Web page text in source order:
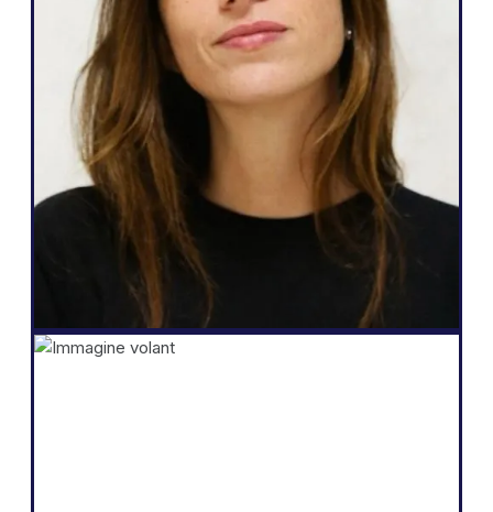
mie esigenze e a ciò che posso offrire ai
miei clienti: un modo semplice per
rendere il sito multilingue, piena
autonomia nella gestione, più contatti
generati e la possibilità di fare tutto in
pochi clic".
Salomé Amar
Fondatore